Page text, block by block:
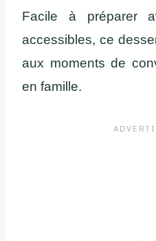
Facile à préparer
accessibles, ce
aux moments de
en famille.